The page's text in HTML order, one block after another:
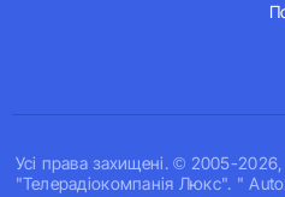
Усi права захищенi. © 2005-
"Телерадіокомпанія Люкс". "